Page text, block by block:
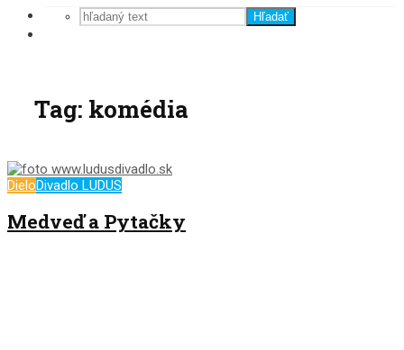
Hľadať
Tag: komédia
DieloDivadlo LUDUS
Medveď a Pytačky